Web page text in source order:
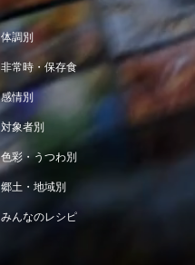
体調別
非常時・保存食
感情別
対象者別
色彩・うつわ別
郷土・地域別
みんなのレシピ